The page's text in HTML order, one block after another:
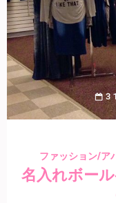
3
ファッション/ア
名入れボー